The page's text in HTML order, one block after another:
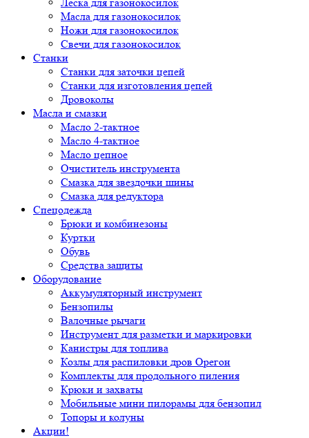
Масла для газонокосилок
Ножи для газонокосилок
Свечи для газонокосилок
Станки
Cтанки для заточки цепей
Станки для изготовления цепей
Дровоколы
Масла и смазки
Масло 2-тактное
Масло 4-тактное
Масло цепное
Очиститель инструмента
Смазка для звездочки шины
Смазка для редуктора
Спецодежда
Брюки и комбинезоны
Куртки
Обувь
Средства защиты
Оборудование
Аккумуляторный инструмент
Бензопилы
Валочные рычаги
Инструмент для разметки и маркировки
Канистры для топлива
Козлы для распиловки дров Орегон
Комплекты для продольного пиления
Крюки и захваты
Мобильные мини пилорамы для бензопил
Топоры и колуны
Акции!